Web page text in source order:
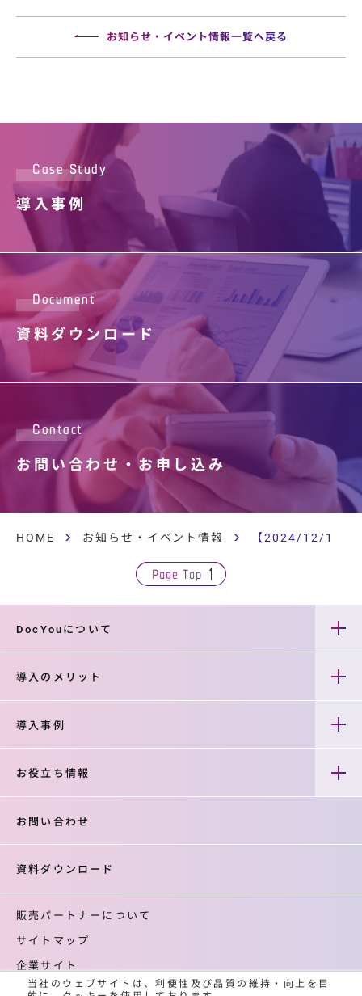
当社のウェブサイトは、利便性及び品質の維持・向上を目
お知らせ・イベント情報一覧へ戻る
Case Study
導入事例
Document
資料ダウンロード
Contact
お問い合わせ・お申し込み
HOME お知らせ・イベント情報 【2024/12/13】
Page Top
DocYouについて
導入のメリット
導入事例
お役立ち情報
お問い合わせ
資料ダウンロード
販売パートナーについて
サイトマップ
企業サイト
登録商標について